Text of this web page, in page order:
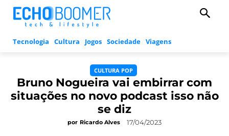
Tecnologia Cultura Jogos Sociedade Viagens
CULTURA POP
Bruno Nogueira vai embirrar com
situações no novo podcast isso não
se diz
por Ricardo Alves 17/04/2023